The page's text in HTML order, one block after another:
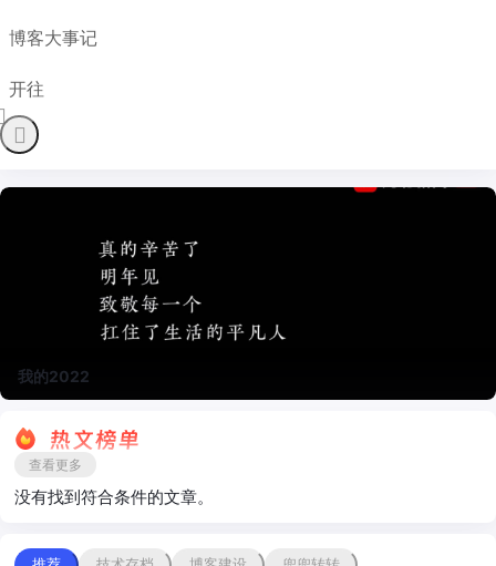
博客大事记
开往
我的2022
查看更多
没有找到符合条件的文章。